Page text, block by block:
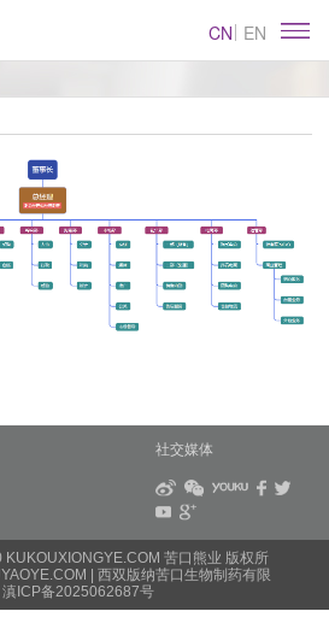
CN EN
社交媒体
苦口熊业 版权所
| 西双版纳苦口生物制药有限
滇ICP备2025062687号